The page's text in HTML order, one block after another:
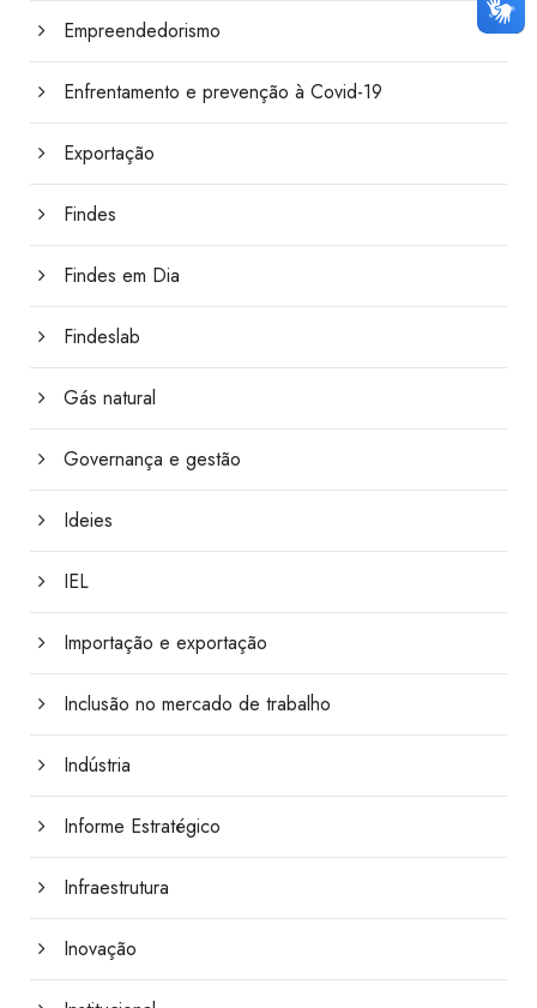
Empreendedorismo
Enfrentamento e prevenção à Covid-19
Exportação
Findes
Findes em Dia
Findeslab
Gás natural
Governança e gestão
Ideies
IEL
Importação e exportação
Inclusão no mercado de trabalho
Indústria
Informe Estratégico
Infraestrutura
Inovação